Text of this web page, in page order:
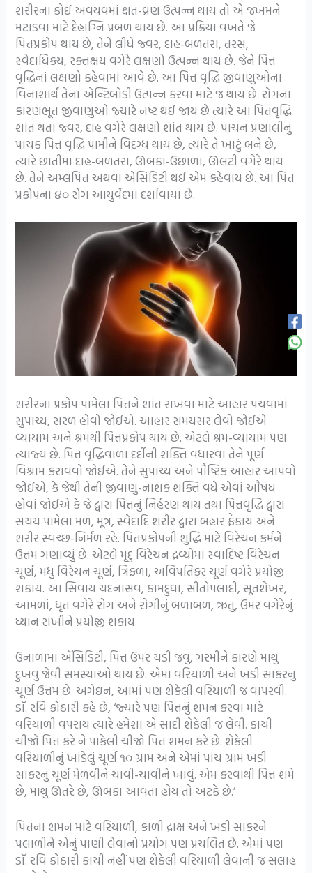
શરીરના કોઈ અવયવમાં ક્ષત-વ્રણ ઉત્પન્ન થાય તો એ જખમને
મટાડવા માટે દેહાગ્નિ પ્રબળ થાય છે. આ પ્રક્રિયા વખતે જે
પિત્તપ્રકોપ થાય છે, તેને લીધે જ્વર, દાહ-બળતરા, તરસ,
સ્વેદાધિક્ય, રક્તક્ષય વગેરે લક્ષણો ઉત્પન્ન થાય છે. જેને પિત્ત
વૃદ્ધિનાં લક્ષણો કહેવામાં આવે છે. આ પિત્ત વૃદ્ધિ જીવાણુઓના
વિનાશાર્થ તેના એન્ટિબોડી ઉત્પન્ન કરવા માટે જ થાય છે. રોગના
કારણભૂત જીવાણુઓ જ્યારે નષ્ટ થઈ જાય છે ત્યારે આ પિત્તવૃદ્ધિ
શાંત થતા જ્વર, દાહ વગેરે લક્ષણો શાંત થાય છે. પાચન પ્રણાલીનું
પાચક પિત્ત વૃદ્ધિ પામીને વિદગ્ધ થાય છે, ત્યારે તે ખાટું બને છે,
ત્યારે છાતીમાં દાહ-બળતરા, ઊબકા-ઉછાળા, ઊલટી વગેરે થાય
છે. તેને અમ્લપિત્ત અથવા એસિડિટી થઈ એમ કહેવાય છે. આ પિત્ત
પ્રકોપના ૪૦ રોગ આયુર્વેદમાં દર્શાવાયા છે.
શરીરના પ્રકોપ પામેલા પિત્તને શાંત રાખવા માટે આહાર પચવામાં
સુપાચ્ય, સરળ હોવો જોઈએ. આહાર સમયસર લેવો જોઈએ
વ્યાયામ અને શ્રમથી પિત્તપ્રકોપ થાય છે. એટલે શ્રમ-વ્યાયામ પણ
ત્યાજ્ય છે. પિત્ત વૃદ્ધિવાળા દર્દીની શક્તિ વધારવા તેને પૂર્ણ
વિશ્રામ કરાવવો જોઈએ. તેને સુપાચ્ય અને પૌષ્ટિક આહાર આપવો
જોઈએ, કે જેથી તેની જીવાણુ-નાશક શક્તિ વધે એવાં ઔષધ
હોવાં જોઈએ કે જે દ્વારા પિત્તનું નિર્હરણ થાય તથા પિત્તવૃદ્ધિ દ્વારા
સંચય પામેલાં મળ, મૂત્ર, સ્વેદાદિ શરીર દ્વારા બહાર ફેંકાય અને
શરીર સ્વચ્છ-નિર્મળ રહે. પિત્તપ્રકોપની શુદ્ધિ માટે વિરેચન કર્મને
ઉત્તમ ગણાવ્યું છે. એટલે મૃદુ વિરેચન દ્રવ્યોમાં સ્વાદિષ્ટ વિરેચન
ચૂર્ણ, મધુ વિરેચન ચૂર્ણ, ત્રિફળા, અવિપતિકર ચૂર્ણ વગેરે પ્રયોજી
શકાય. આ સિવાય ચંદનાસવ, કામદુઘા, સીતોપલાદી, સૂતશેખર,
આમળાં, ધૃત વગેરે રોગ અને રોગીનું બળાબળ, ઋતુ, ઉંમર વગેરેનું
ધ્યાન રાખીને પ્રયોજી શકાય.
ઉનાળામાં ઍસિડિટી, પિત્ત ઉપર ચડી જવું, ગરમીને કારણે માથું
દુખવું જેવી સમસ્યાઓ થાય છે. એમાં વરિયાળી અને ખડી સાકરનું
ચૂર્ણ ઉત્તમ છે. અગેઇન, આમાં પણ શેકેલી વરિયાળી જ વાપરવી.
ડૉ. રવિ કોઠારી કહે છે, ‘જ્યારે પણ પિત્તનું શમન કરવા માટે
વરિયાળી વપરાય ત્યારે હંમેશાં એ સાદી શેકેલી જ લેવી. કાચી
ચીજો પિત્ત કરે ને પાકેલી ચીજો પિત્ત શમન કરે છે. શેકેલી
વરિયાળીનું ખાંડેલું ચૂર્ણ ૧૦ ગ્રામ અને એમાં પાંચ ગ્રામ ખડી
સાકરનું ચૂર્ણ મેળવીને ચાવી-ચાવીને ખાવું. એમ કરવાથી પિત્ત શમે
છે, માથું ઊતરે છે, ઊબકા આવતા હોય તો અટકે છે.’
પિત્તના શમન માટે વરિયાળી, કાળી દ્રાક્ષ અને ખડી સાકરને
પલાળીને એનું પાણી લેવાનો પ્રયોગ પણ પ્રચલિત છે. એમાં પણ
ડૉ. રવિ કોઠારી કાચી નહીં પણ શેકેલી વરિયાળી લેવાની જ સલાહ